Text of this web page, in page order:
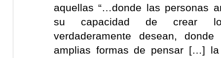
aquellas “…donde las personas
su capacidad de crear
verdaderamente desean,
amplias formas de pensar […] la